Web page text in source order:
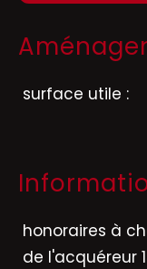
surface utile :
honoraires à
de l'acquéreur